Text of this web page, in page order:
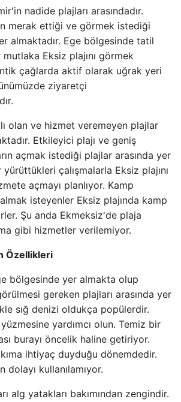
nadide plajları arasındadır.
merak ettiği ve görmek istediği
almaktadır. Ege bölgesinde tatil
Eksiz plajını görmek
çağlarda aktif olarak uğrak yeri
ziyaretçi
olan ve hizmet veremeyen plajlar
Etkileyici plajı ve geniş
açmak istediği plajlar arasında yer
çalışmalarla Eksiz plajını
açmayı planlıyor. Kamp
isteyenler Eksiz plajında ​​kamp
Şu anda Ekmeksiz'de plaja
gibi hizmetler verilemiyor.
Özellikleri
bölgesinde yer almakta olup
gereken plajları arasında yer
sığ denizi oldukça popülerdir.
yardımcı olun. Temiz bir
burayı öncelik haline getiriyor.
ihtiyaç duyduğu dönemdedir.
dolayı kullanılamıyor.
alg yatakları bakımından zengindir.